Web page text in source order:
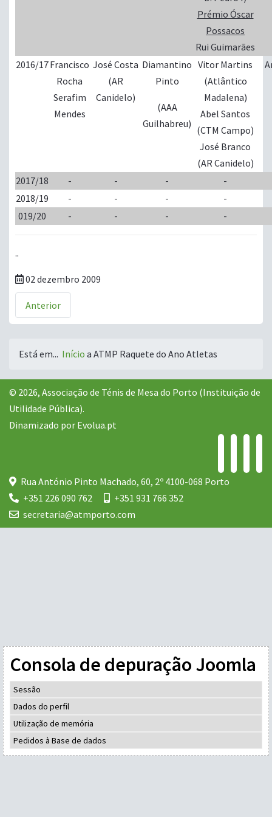
Prémio Óscar
Possacos
Rui Guimarães
2016/17Francisco
Rocha
Serafim
Mendes
José Costa
(AR
Canidelo)
Diamantino
Pinto
(AAA
Guilhabreu)
Vitor Martins
(Atlântico
Madalena)
Abel Santos
(CTM Campo)
José Branco
(AR Canidelo)
2017/18 - - -
-
2018/19
- - -
-
019/20
- - - -
..
02 dezembro 2009
Anterior
Está em... Início a ATMP Raquete do Ano Atletas
© 2026, Associação de Ténis de Mesa do Porto (Instituição de
Utilidade Pública).
Dinamizado por Evolua.pt
Rua António Pinto Machado, 60, 2º 4100-068 Porto
+351 226 090 762
+351 931 766 352
secretaria@atmporto.com
Consola de depuração Joomla
Sessão
Dados do perfil
Utilização de memória
Pedidos à Base de dados